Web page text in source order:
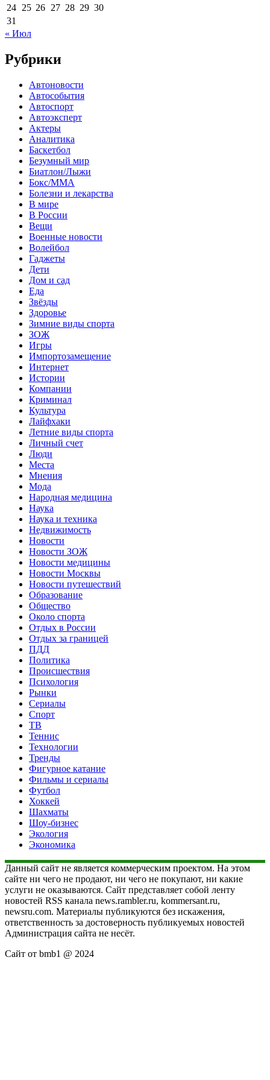
24 25 26 27 28 29 30
31
« Июл
Рубрики
Автоновости
Автособытия
Автоспорт
Автоэксперт
Актеры
Аналитика
Баскетбол
Безумный мир
Биатлон/Лыжи
Бокс/MMA
Болезни и лекарства
В мире
В России
Вещи
Военные новости
Волейбол
Гаджеты
Дети
Дом и сад
Еда
Звёзды
Здоровье
Зимние виды спорта
ЗОЖ
Игры
Импортозамещение
Интернет
Истории
Компании
Криминал
Культура
Лайфхаки
Летние виды спорта
Личный счет
Люди
Места
Мнения
Мода
Народная медицина
Наука
Наука и техника
Недвижимость
Новости
Новости ЗОЖ
Новости медицины
Новости Москвы
Новости путешествий
Образование
Общество
Около спорта
Отдых в России
Отдых за границей
ПДД
Политика
Происшествия
Психология
Рынки
Сериалы
Спорт
ТВ
Теннис
Технологии
Тренды
Фигурное катание
Фильмы и сериалы
Футбол
Хоккей
Шахматы
Шоу-бизнес
Экология
Экономика
Данный сайт не является коммерческим проектом. На этом
сайте ни чего не продают, ни чего не покупают, ни какие
услуги не оказываются. Сайт представляет собой ленту
новостей RSS канала news.rambler.ru, kommersant.ru,
newsru.com. Материалы публикуются без искажения,
ответственность за достоверность публикуемых новостей
Администрация сайта не несёт.
Сайт от bmb1 @ 2024